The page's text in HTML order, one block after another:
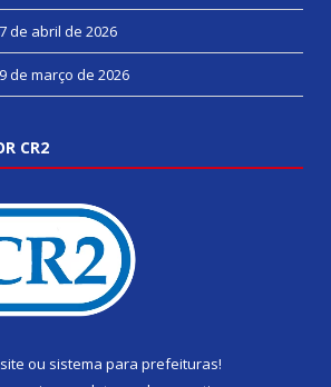
7 de abril de 2026
9 de março de 2026
CR2
ou sistema para prefeituras!